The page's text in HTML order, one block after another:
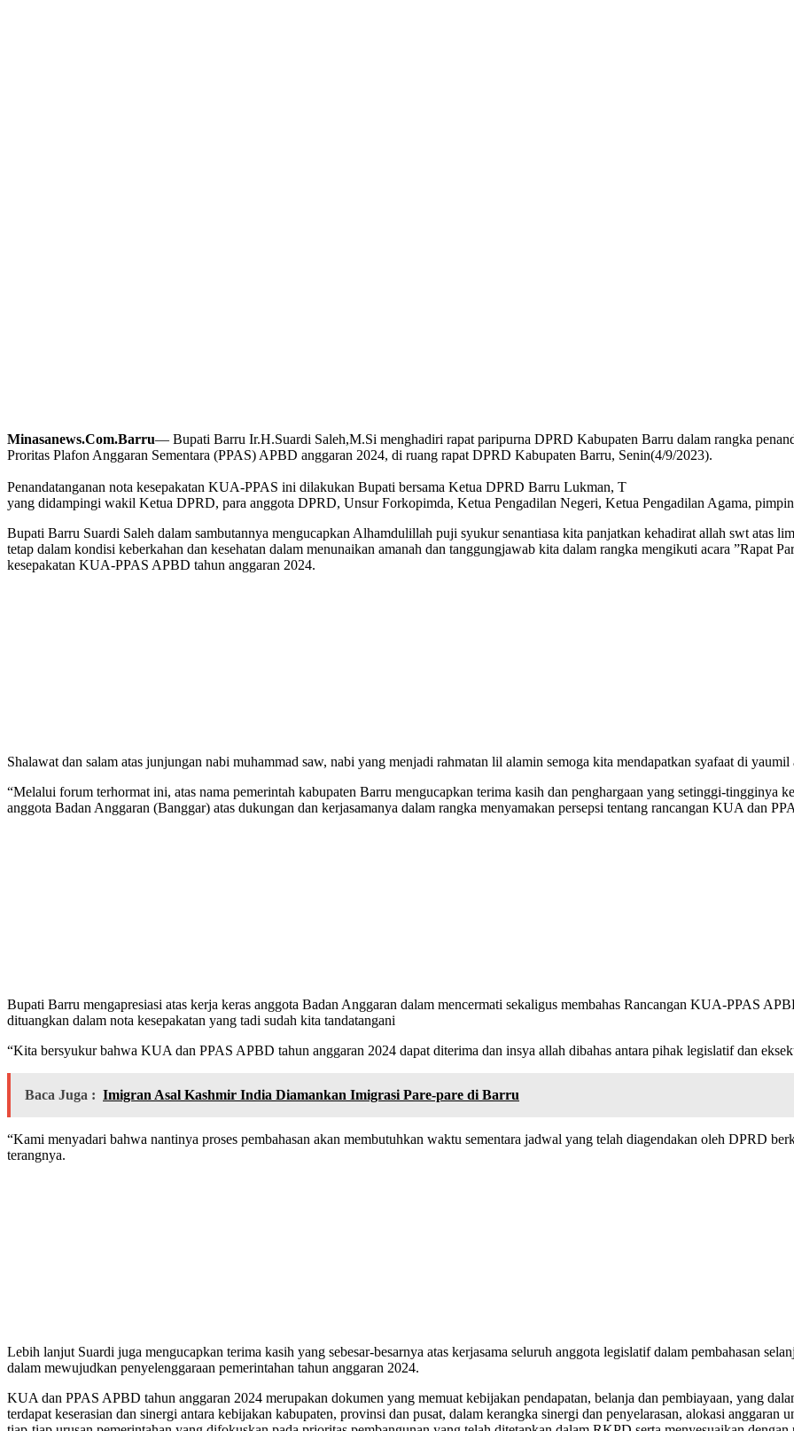
Minasanews.Com.Barru— Bupati Barru Ir.H.Suardi Saleh,M.Si menghadiri rapat paripurna DPRD Kabupaten Barru dalam rangka
Proritas Plafon Anggaran Sementara (PPAS) APBD anggaran 2024, di ruang rapat DPRD Kabupaten Barru, Senin(4/9/2023).
Penandatanganan nota kesepakatan KUA-PPAS ini dilakukan Bupati bersama Ketua DPRD Barru Lukman, T
yang didampingi wakil Ketua DPRD, para anggota DPRD, Unsur Forkopimda, Ketua Pengadilan Negeri, Ketua Pengadilan Agama,
Bupati Barru Suardi Saleh dalam sambutannya mengucapkan Alhamdulillah puji syukur senantiasa kita panjatkan kehadirat allah swt atas
tetap dalam kondisi keberkahan dan kesehatan dalam menunaikan amanah dan tanggungjawab kita dalam rangka mengikuti acara ”Rapat
kesepakatan KUA-PPAS APBD tahun anggaran 2024.
Shalawat dan salam atas junjungan nabi muhammad saw, nabi yang menjadi rahmatan lil alamin semoga kita mendapatkan syafaat di yaumil
“Melalui forum terhormat ini, atas nama pemerintah kabupaten Barru mengucapkan terima kasih dan penghargaan yang setinggi-tingginya
anggota Badan Anggaran (Banggar) atas dukungan dan kerjasamanya dalam rangka menyamakan persepsi tentang rancangan KUA dan
Bupati Barru mengapresiasi atas kerja keras anggota Badan Anggaran dalam mencermati sekaligus membahas Rancangan KUA-PPAS
dituangkan dalam nota kesepakatan yang tadi sudah kita tandatangani
“Kita bersyukur bahwa KUA dan PPAS APBD tahun anggaran 2024 dapat diterima dan insya allah dibahas antara pihak legislatif dan
Baca Juga : Imigran Asal Kashmir India Diamankan Imigrasi Pare-pare di Barru
“Kami menyadari bahwa nantinya proses pembahasan akan membutuhkan waktu sementara jadwal yang telah diagendakan oleh DPRD
terangnya.
Lebih lanjut Suardi juga mengucapkan terima kasih yang sebesar-besarnya atas kerjasama seluruh anggota legislatif dalam pembahasan
dalam mewujudkan penyelenggaraan pemerintahan tahun anggaran 2024.
KUA dan PPAS APBD tahun anggaran 2024 merupakan dokumen yang memuat kebijakan pendapatan, belanja dan pembiayaan, yang
terdapat keserasian dan sinergi antara kebijakan kabupaten, provinsi dan pusat, dalam kerangka sinergi dan penyelarasan, alokasi anggaran